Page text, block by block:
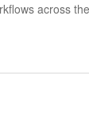
across